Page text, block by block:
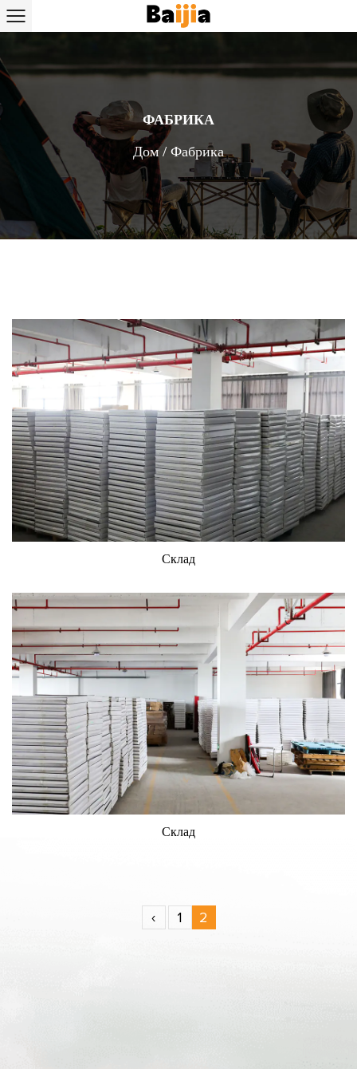
ФАБРИКА
Дом/ Фабрика
Склад
Склад
‹ 1 2